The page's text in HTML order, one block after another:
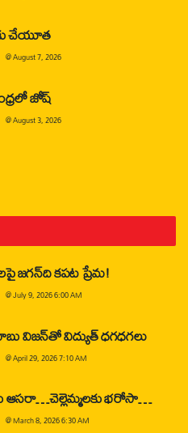
చేయూత
@August 7, 2026
జోష్
@August 3, 2026
జగన్‌ది కపట ప్రేమ!
@July 9, 2026 6:00 AM
విజన్‌తో విద్యుత్ ధగధగలు
@April 29, 2026 7:10 AM
ఆసరా…చెల్లెమ్మలకు భరోసా…
@March 8, 2026 6:30 AM